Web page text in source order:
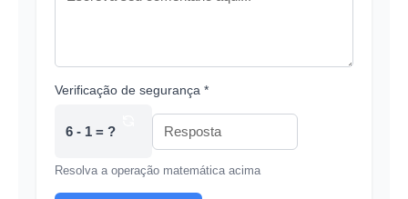
Verificação de segurança *
6 - 1 = ?
Resolva a operação matemática acima